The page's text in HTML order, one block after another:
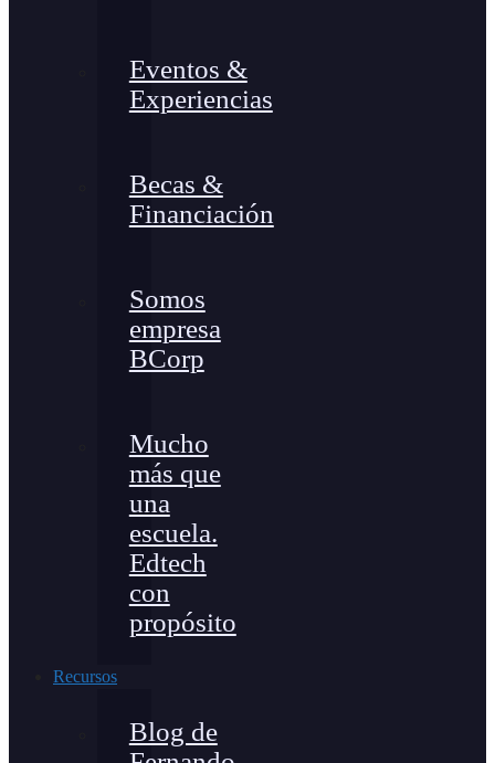
Eventos &
Experiencias
Becas &
Financiación
Somos
empresa
BCorp
Mucho
más que
una
escuela.
Edtech
con
propósito
Recursos
Blog de